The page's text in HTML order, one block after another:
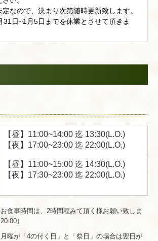
なので、決まり次第随時更新致します。
日~1月5日までを休業とさせて頂きま
【昼】11:00~14:00 迄 13:30(L.O.)
【夜】17:00~23:00 迄 22:00(L.O.)
【昼】11:00~15:00 迄 14:30(L.O.)
【夜】17:30~23:00 迄 22:00(L.O.)
食事時間は、2時間程みて頂く様お願い致しま
）
が「4の付く日」と「祭日」の場合は翌日が